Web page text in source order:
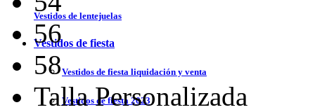
Vestidos de lentejuelas
Vestidos de fiesta
Vestidos de fiesta liquidación y venta
Vestidos de fiesta 2023
56
58
Talla Personalizada